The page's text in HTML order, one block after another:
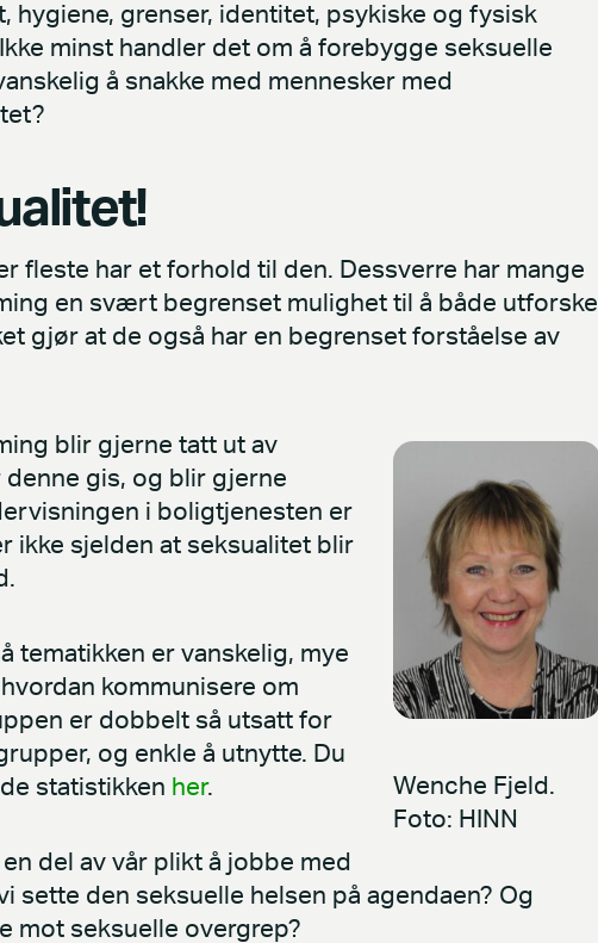
hygiene, grenser, identitet, psykiske og fysisk
minst handler det om å forebygge seksuelle
å snakke med mennesker med
fleste har et forhold til den. Dessverre har mange
en svært begrenset mulighet til å både utforske
gjør at de også har en begrenset forståelse av
Wenche Fjeld.
Foto: HINN
blir gjerne tatt ut av
gis, og blir gjerne
i boligtjenesten er
ikke sjelden at seksualitet blir
tematikken er vanskelig, mye
kommunisere om
er dobbelt så utsatt for
og enkle å utnytte. Du
statistikken her.
del av vår plikt å jobbe med
sette den seksuelle helsen på agendaen? Og
mot seksuelle overgrep?